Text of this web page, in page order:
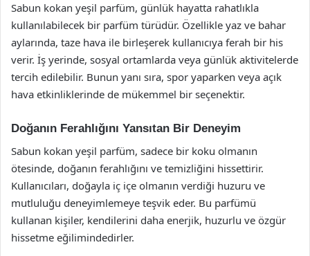
Sabun kokan yeşil parfüm, günlük hayatta rahatlıkla
kullanılabilecek bir parfüm türüdür. Özellikle yaz ve bahar
aylarında, taze hava ile birleşerek kullanıcıya ferah bir his
verir. İş yerinde, sosyal ortamlarda veya günlük aktivitelerde
tercih edilebilir. Bunun yanı sıra, spor yaparken veya açık
hava etkinliklerinde de mükemmel bir seçenektir.
Doğanın Ferahlığını Yansıtan Bir Deneyim
Sabun kokan yeşil parfüm, sadece bir koku olmanın
ötesinde, doğanın ferahlığını ve temizliğini hissettirir.
Kullanıcıları, doğayla iç içe olmanın verdiği huzuru ve
mutluluğu deneyimlemeye teşvik eder. Bu parfümü
kullanan kişiler, kendilerini daha enerjik, huzurlu ve özgür
hissetme eğilimindedirler.